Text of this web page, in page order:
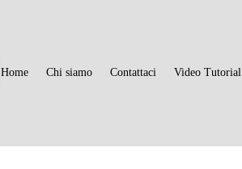
Home Chi siamo Contattaci Video Tutorial